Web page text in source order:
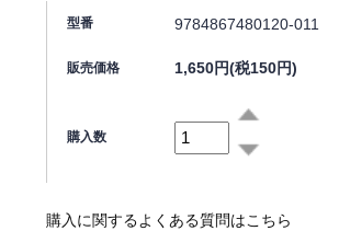
型番 9784867480120-011
販売価格 1,650円(税150円)
購入数
購入に関するよくある質問はこちら